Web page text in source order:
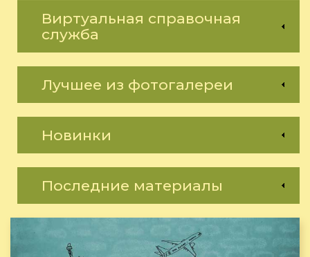
Виртуальная справочная
служба
Лучшее из фотогалереи
Новинки
Последние материалы